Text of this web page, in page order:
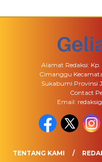
Alamat Redaksi:
Cimanggu
Sukabumi Provinsi
Contact
Email:
TENTANG KAMI